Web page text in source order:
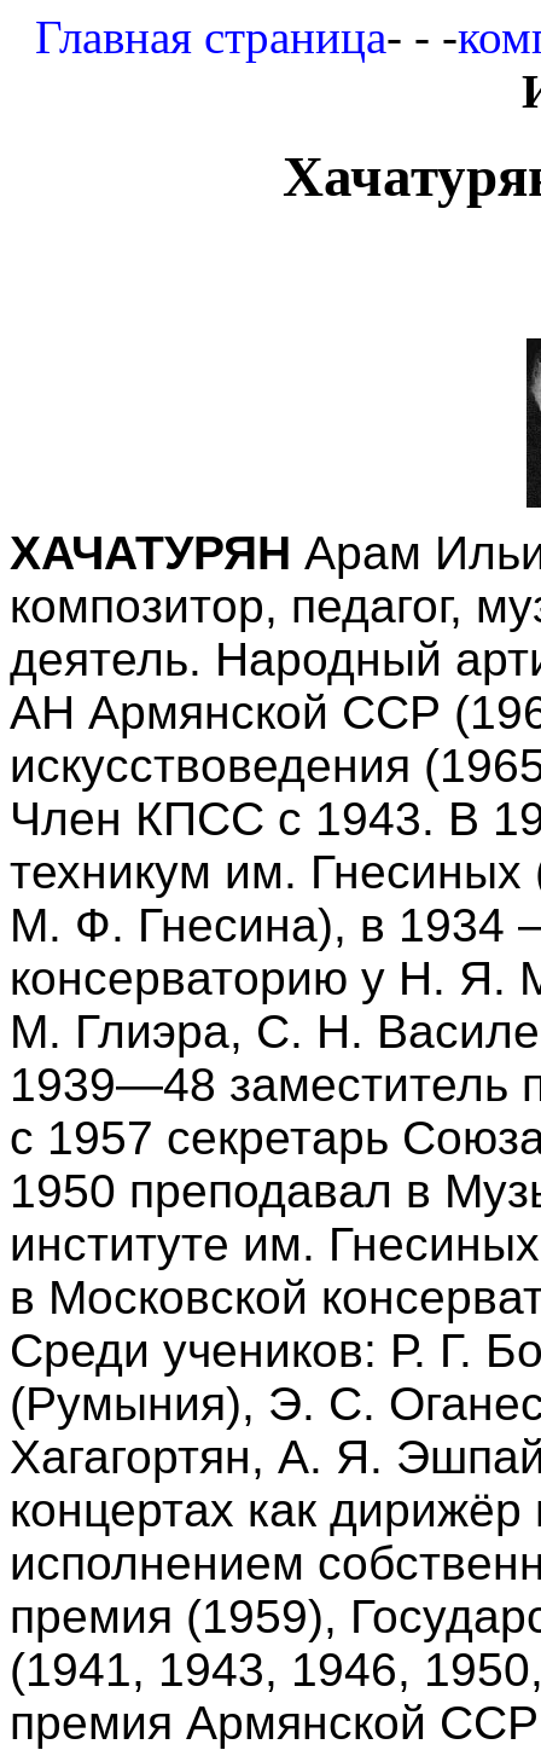
Главная страница- - -
ХАЧАТУРЯН Арам
композитор, педагог,
деятель. Народный
АН Армянской ССР
искусствоведения
Член КПСС с 1943. В
техникум им.
М. Ф. Гнесина), в 1934
консерваторию у Н. Я.
М. Глиэра, С. Н.
1939—48 заместитель
с 1957 секретарь
1950 преподавал в
институте им.
в Московской
Среди учеников: Р. Г.
(Румыния), Э. С.
Хагагортян, А. Я.
концертах как
исполнением
премия (1959),
(1941, 1943, 1946,
премия Армянской